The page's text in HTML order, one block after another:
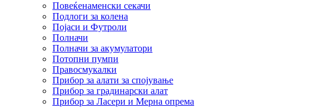
Повеќенаменски секачи
Подлоги за колена
Појаси и Футроли
Полначи
Полначи за акумулатори
Потопни пумпи
Правосмукалки
Прибор за алати за спојување
Прибор за градинарски алат
Прибор за Ласери и Мерна опрема